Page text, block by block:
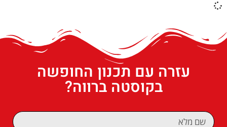
עזרה עם תכנון החופשה
בקוסטה ברווה?